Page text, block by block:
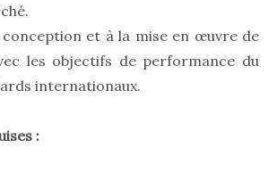
et à la mise en œuvre de
les objectifs de performance du
internationaux.
: